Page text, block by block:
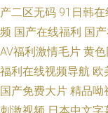
产二区无码 91日韩
频 国产在线福利 国
AV福利激情毛片 黄
福利在线视频导航 欧
国产免费大片 精品呦